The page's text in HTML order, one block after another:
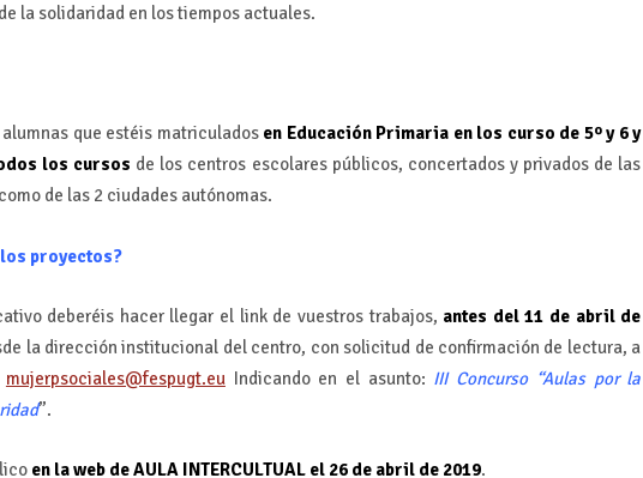
la solidaridad en los tiempos actuales.
que estéis matriculados en Educación Primaria en los curso de 5º y 6 y
los cursos de los centros escolares públicos, concertados y privados de las
de las 2 ciudades autónomas.
los proyectos?
deberéis hacer llegar el link de vuestros trabajos, antes del 11 de abril de
la dirección institucional del centro, con solicitud de confirmación de lectura, a
mujerpsociales@fespugt.euIndicando en el asunto: III Concurso “Aulas por la
”.
en la web de AULA INTERCULTUAL el 26 de abril de 2019.